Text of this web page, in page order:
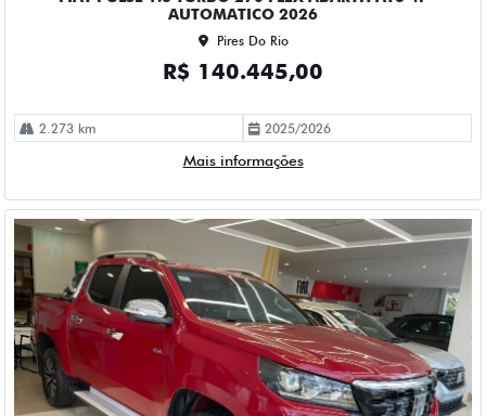
AUTOMATICO 2026
Pires Do Rio
R$ 140.445,00
2.273 km 2025/2026
Mais informações